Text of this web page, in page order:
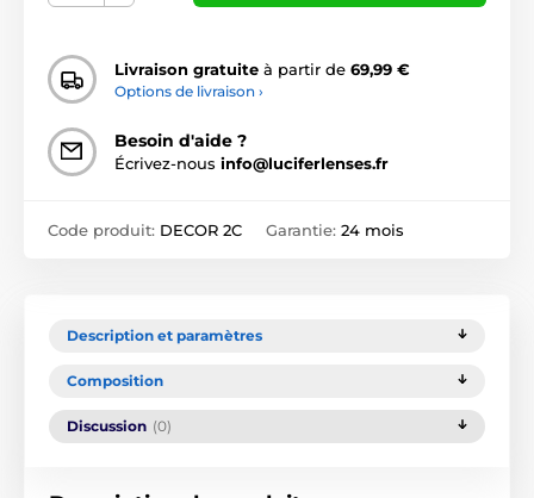
Livraison gratuite à partir de 69,99 €
Options de livraison ›
Besoin d'aide ?
Écrivez-nous info@luciferlenses.fr
Code produit: DECOR 2C Garantie: 24 mois
Description et paramètres
Composition
Discussion (0)